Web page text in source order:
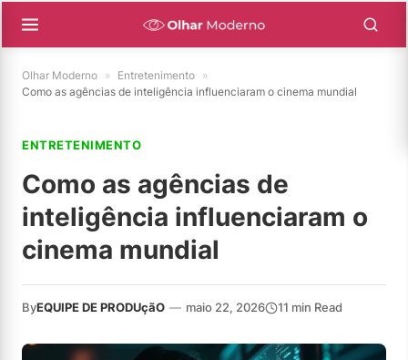
Olhar Moderno » Entretenimento »
Como as agências de inteligência influenciaram o cinema mundial
ENTRETENIMENTO
Como as agências de
inteligência influenciaram o
cinema mundial
ByEQUIPE DE PRODUçãO — maio 22, 2026 11 min Read